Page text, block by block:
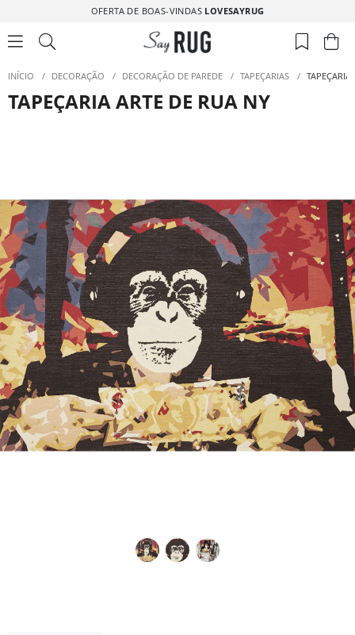
OFERTA DE BOAS-VINDAS LOVESAYRUG
INÍCIO / DECORAÇÃO / DECORAÇÃO DE PAREDE / TAPEÇARIAS / TAPEÇARIA
TAPEÇARIA ARTE DE RUA NY